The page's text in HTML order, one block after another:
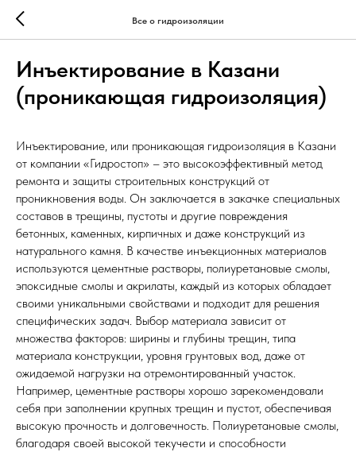
Все о гидроизоляции
Инъектирование в Казани
(проникающая гидроизоляция)
Инъектирование, или проникающая гидроизоляция в Казани
от компании «Гидростоп» – это высокоэффективный метод
ремонта и защиты строительных конструкций от
проникновения воды. Он заключается в закачке специальных
составов в трещины, пустоты и другие повреждения
бетонных, каменных, кирпичных и даже конструкций из
натурального камня. В качестве инъекционных материалов
используются цементные растворы, полиуретановые смолы,
эпоксидные смолы и акрилаты, каждый из которых обладает
своими уникальными свойствами и подходит для решения
специфических задач. Выбор материала зависит от
множества факторов: ширины и глубины трещин, типа
материала конструкции, уровня грунтовых вод, даже от
ожидаемой нагрузки на отремонтированный участок.
Например, цементные растворы хорошо зарекомендовали
себя при заполнении крупных трещин и пустот, обеспечивая
высокую прочность и долговечность. Полиуретановые смолы,
благодаря своей высокой текучести и способности